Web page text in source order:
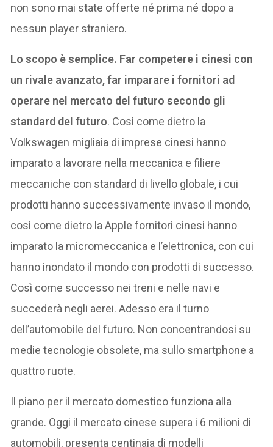
non sono mai state offerte né prima né dopo a
nessun player straniero.
Lo scopo è semplice. Far competere i cinesi con
un rivale avanzato, far imparare i fornitori ad
operare nel mercato del futuro secondo gli
standard del futuro. Così come dietro la
Volkswagen migliaia di imprese cinesi hanno
imparato a lavorare nella meccanica e filiere
meccaniche con standard di livello globale, i cui
prodotti hanno successivamente invaso il mondo,
così come dietro la Apple fornitori cinesi hanno
imparato la micromeccanica e l’elettronica, con cui
hanno inondato il mondo con prodotti di successo.
Così come successo nei treni e nelle navi e
succederà negli aerei. Adesso era il turno
dell’automobile del futuro. Non concentrandosi su
medie tecnologie obsolete, ma sullo smartphone a
quattro ruote.
Il piano per il mercato domestico funziona alla
grande. Oggi il mercato cinese supera i 6 milioni di
automobili, presenta centinaia di modelli